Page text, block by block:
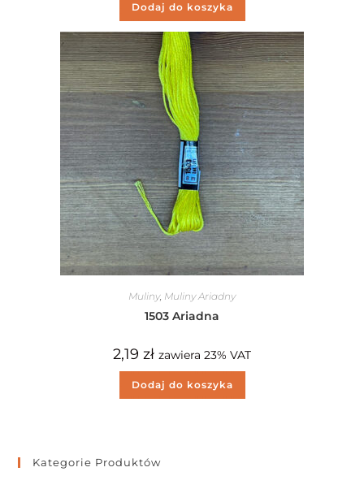
Dodaj do koszyka
Muliny, Muliny Ariadny
1503 Ariadna
2,19 zł zawiera 23% VAT
Dodaj do koszyka
Kategorie Produktów